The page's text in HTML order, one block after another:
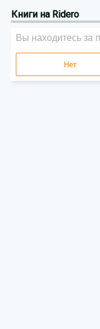
Книги на Ridero